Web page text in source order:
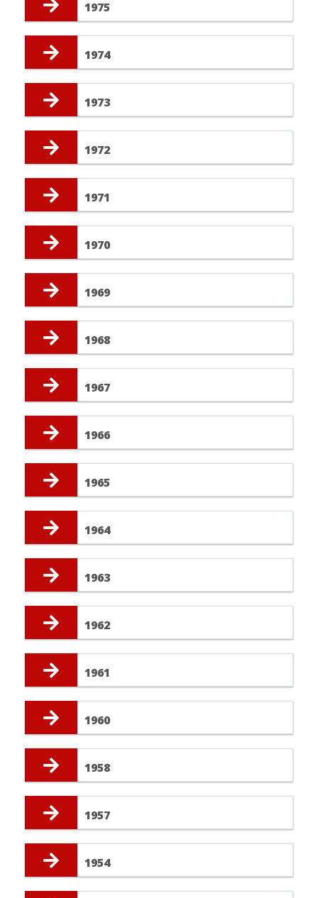
1975
1974
1973
1972
1971
1970
1969
1968
1967
1966
1965
1964
1963
1962
1961
1960
1958
1957
1954